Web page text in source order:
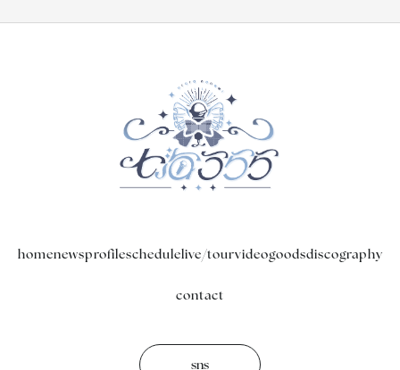
homenewsprofileschedulelive/tourvideogoodsdiscography
contact
sns